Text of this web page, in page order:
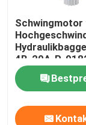
Schwingmotor
4B-20A-P-